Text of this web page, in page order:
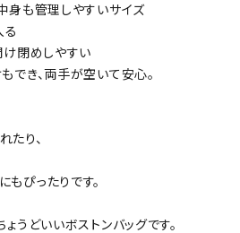
身も管理しやすいサイズ
る
け閉めしやすい
でき、両手が空いて安心。
たり、
ぴったりです。
うどいいボストンバッグです。